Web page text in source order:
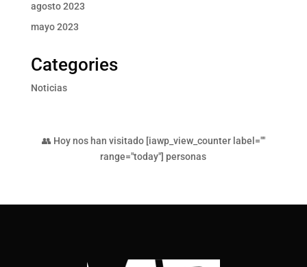
agosto 2023
mayo 2023
Categories
Noticias
👥 Hoy nos han visitado [iawp_view_counter label=""
range="today"] personas